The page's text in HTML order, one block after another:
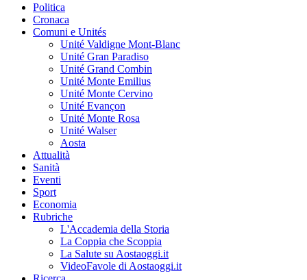
Politica
Cronaca
Comuni e Unités
Unité Valdigne Mont-Blanc
Unité Gran Paradiso
Unité Grand Combin
Unité Monte Emilius
Unité Monte Cervino
Unité Evançon
Unité Monte Rosa
Unité Walser
Aosta
Attualità
Sanità
Eventi
Sport
Economia
Rubriche
L'Accademia della Storia
La Coppia che Scoppia
La Salute su Aostaoggi.it
VideoFavole di Aostaoggi.it